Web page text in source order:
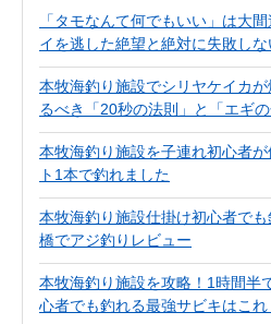
「タモなんて何でもいい」は大
イを逃した絶望と絶対に失敗し
本牧海釣り施設でシリヤケイカ
るべき「20秒の法則」と「エギの
本牧海釣り施設を子連れ初心者
ト1本で釣れました
本牧海釣り施設仕掛け初心者で
橋でアジ釣りレビュー
本牧海釣り施設を攻略！1時間半
心者でも釣れる最強サビキはこれ